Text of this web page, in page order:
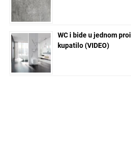
WC i bide u jednom
kupatilo (VIDEO)